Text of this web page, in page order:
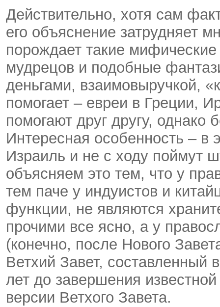
Действительно, хотя сам
его объяснение затрудняет
порождает такие
мудрецов и подобные
деньгами, взаимовыручкой,
помогает – евреи в Греции,
помогают друг другу, однако
Интересная особенность – в
Израиль и не с ходу поймут
объясняем это тем, что у
тем паче у индуистов и
функции, не являются
прочими все ясно, а у
(конечно, после Нового
Ветхий Завет, составленный
лет до завершения
версии Ветхого Завета.